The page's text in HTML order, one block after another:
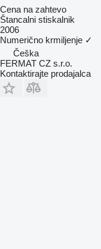
Cena na zahtevo
Štancalni stiskalnik
2006
Numerično krmiljenje ✓
Češka
FERMAT CZ s.r.o.
Kontaktirajte prodajalca